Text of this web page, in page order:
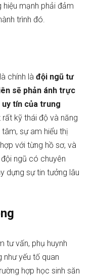
mạnh phải đảm
trình đó.
chính là đội ngũ tư
sẽ phản ánh trực
tín của trung
rất kỹ thái độ và năng
sự am hiểu thị
với từng hồ sơ, và
ngũ có chuyên
dựng sự tin tưởng lâu
tư vấn, phụ huynh
yếu tố quan
hợp học sinh săn